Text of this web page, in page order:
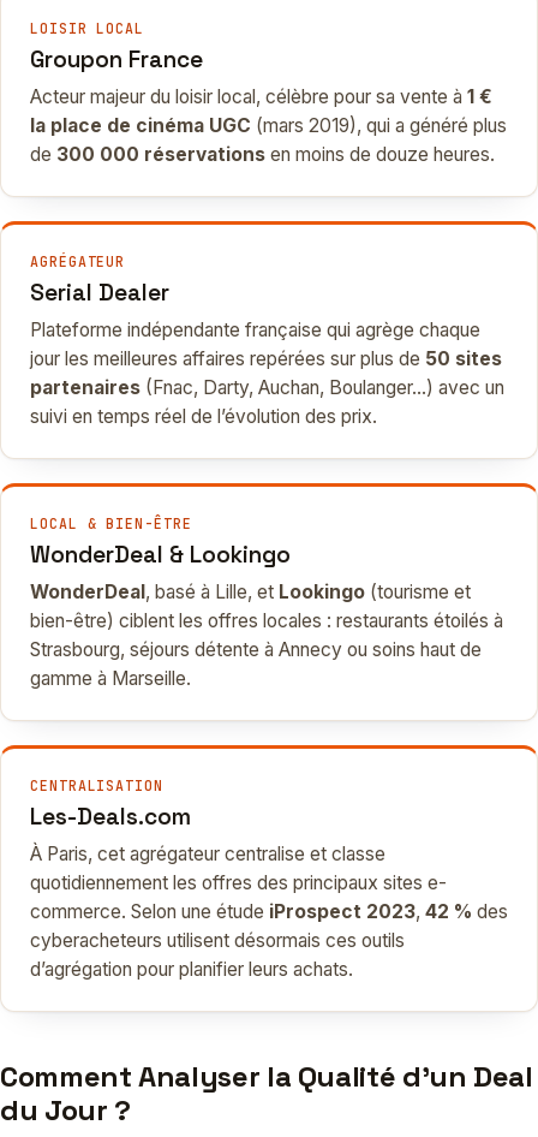
LOISIR LOCAL
Groupon France
Acteur majeur du loisir local, célèbre pour sa vente à 1 €
la place de cinéma UGC (mars 2019), qui a généré plus
de 300 000 réservations en moins de douze heures.
AGRÉGATEUR
Serial Dealer
Plateforme indépendante française qui agrège chaque
jour les meilleures affaires repérées sur plus de 50 sites
partenaires (Fnac, Darty, Auchan, Boulanger…) avec un
suivi en temps réel de l’évolution des prix.
LOCAL & BIEN-ÊTRE
WonderDeal & Lookingo
WonderDeal , basé à Lille, et Lookingo (tourisme et
bien-être) ciblent les offres locales : restaurants étoilés à
Strasbourg, séjours détente à Annecy ou soins haut de
gamme à Marseille.
CENTRALISATION
Les-Deals.com
À Paris, cet agrégateur centralise et classe
quotidiennement les offres des principaux sites e-
commerce. Selon une étude iProspect 2023, 42 % des
cyberacheteurs utilisent désormais ces outils
d’agrégation pour planifier leurs achats.
Comment Analyser la Qualité d’un Deal
du Jour ?